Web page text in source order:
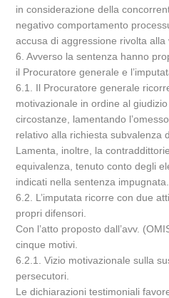
in considerazione della
negativo comportamento
accusa di aggressione rivolta alla
6. Avverso la sentenza hanno
il Procuratore generale e
6.1. Il Procuratore generale
motivazionale in ordine al
circostanze, lamentando
relativo alla richiesta subvalenza
Lamenta, inoltre, la
equivalenza, tenuto conto degli
indicati nella sentenza impugnata.
6.2. L’imputata ricorre con due
propri difensori.
Con l’atto proposto dall’avv.
cinque motivi.
6.2.1. Vizio motivazionale sulla
persecutori.
Le dichiarazioni testimoniali